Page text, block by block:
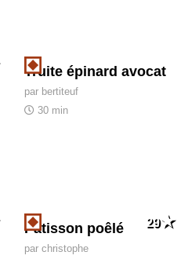
Truite épinard avocat
par bertiteuf
30 min
Pâtisson poêlé
par christophe
29